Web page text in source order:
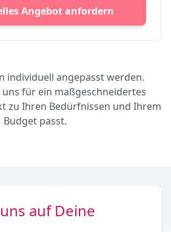
Angebot anfordern
individuell angepasst werden.
für ein maßgeschneidertes
zu Ihren Bedürfnissen und Ihrem
Budget passt.
auf Deine